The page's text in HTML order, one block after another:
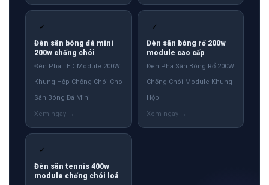
✓
Đèn sân bóng đá mini
200w chống chói
Đèn Pha LED Module 200W
Khung Hộp Chống Chói Cho
Sân Bóng Đá Mini
✓
Đèn sân bóng rổ 200w
module cao cấp
Đèn Pha Sân Bóng Rổ 200W
Chống Chói Module Khung
Hộp
✓
Đèn sân tennis 400w
module chống chói loá